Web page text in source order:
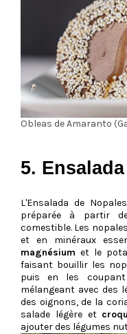
Obleas de Amaranto
5.
L'Ensalada de
préparée à partir
comestible. Les
et en minéraux
magnésium et le
faisant bouillir les
puis en les
mélangeant avec des
des oignons, de la
salade légère et
ajouter des légumes